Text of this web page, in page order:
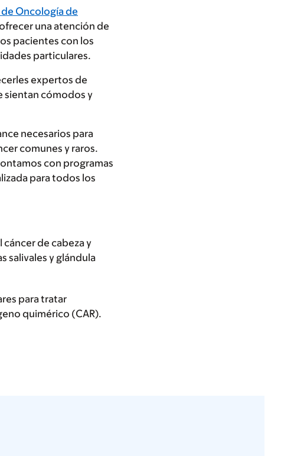
Oncología de
una atención de
pacientes con los
particulares.
expertos de
sientan cómodos y
necesarios para
comunes y raros.
con programas
para todos los
de cabeza y
salivales y glándula
para tratar
quimérico (CAR).